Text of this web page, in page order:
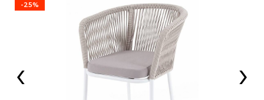
-25%
‹ ›